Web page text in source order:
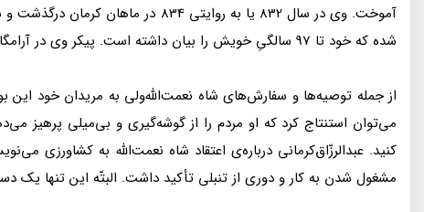
شده كه خود تا 97 سالگىِ خويش را بيان داشته است. پيكر وى در آرامگاه شاه نعمت‌الله‌ولى در شهر ماهان به خاک سپرده شده است.
از جمله توصيه‌ها و سفارش‌هاى شاه نعمت‌الله‌ولى به مريدان خود
مى‌توان استنتاج كرد كه او مردم را از گوشه‌گيرى و بى‌ميلى پرهيز
كنيد. عبدالرزّاق‌كرمانى درباره‌ی اعتقاد شاه نعمت‌الله به كشاورزى
مشغول شدن به كار و دورى از تنبلى تأكيد داشت. البتّه اين تنها يک